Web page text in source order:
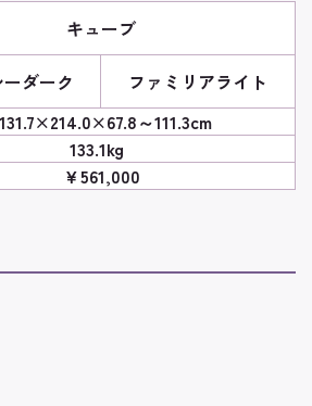
キューブ
ダーク
ファミリアライト
131.7×214.0×67.8～111.3cm
133.1kg
￥561,000